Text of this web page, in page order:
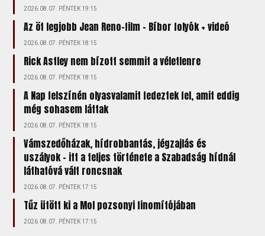
2026.08.07. PÉNTEK 19:15
Az öt legjobb Jean Reno-film – Bíbor folyók + videó
2026.08.07. PÉNTEK 18:15
Rick Astley nem bízott semmit a véletlenre
2026.08.07. PÉNTEK 18:15
A Nap felszínén olyasvalamit fedeztek fel, amit eddig
még sohasem láttak
2026.08.07. PÉNTEK 18:15
Vámszedőházak, hídrobbantás, jégzajlás és
uszályok – itt a teljes története a Szabadság hídnál
láthatóvá vált roncsnak
2026.08.07. PÉNTEK 17:15
Tűz ütött ki a Mol pozsonyi finomítójában
2026.08.07. PÉNTEK 17:15